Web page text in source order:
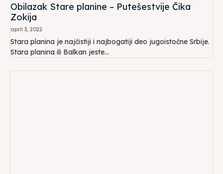
Obilazak Stare planine – Putešestvije Čika
Zokija
april 3, 2022
Stara planina je najčistiji i najbogatiji deo jugoistočne Srbije.
Stara planina ili Balkan jeste...